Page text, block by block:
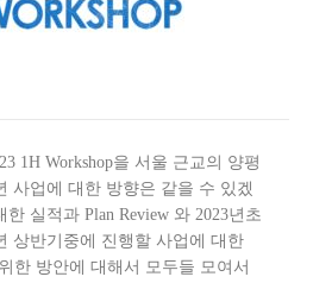
1H Workshop을 서울 근교의 양평
사업에 대한 방향은 같을 수 있겠
실적과 Plan Review 와 2023년초
상반기중에 진행할 사업에 대한
한 방안에 대해서 모두들 모여서